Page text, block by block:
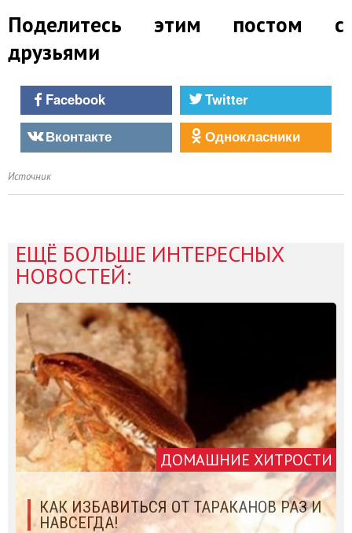
Поделитесь этим постом с
друзьями
Facebook
Twitter
Вконтакте
Однокласники
Источник
ЕЩЁ БОЛЬШЕ ИНТЕРЕСНЫХ
НОВОСТЕЙ:
ДОМАШНИЕ ХИТРОСТИ
КАК ИЗБАВИТЬСЯ ОТ ТАРАКАНОВ РАЗ И
НАВСЕГДА!